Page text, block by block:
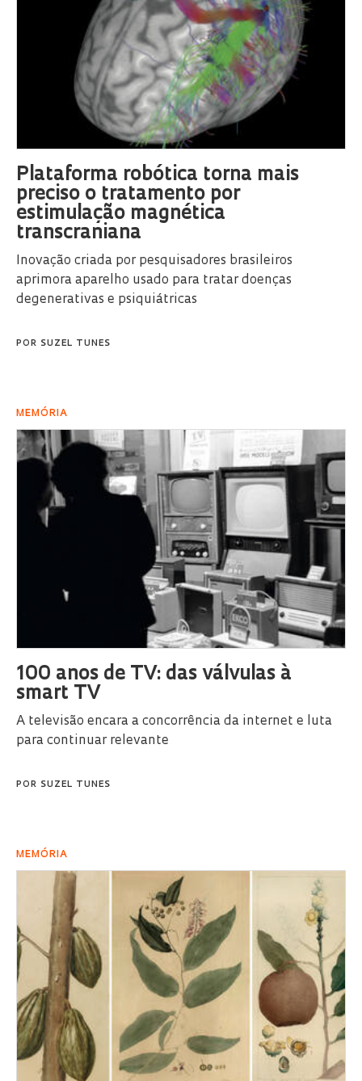
Plataforma robótica torna mais
preciso o tratamento por
estimulação magnética
transcraniana
Inovação criada por pesquisadores brasileiros
aprimora aparelho usado para tratar doenças
degenerativas e psiquiátricas
POR SUZEL TUNES
MEMÓRIA
100 anos de TV: das válvulas à
smart TV
A televisão encara a concorrência da internet e luta
para continuar relevante
POR SUZEL TUNES
MEMÓRIA